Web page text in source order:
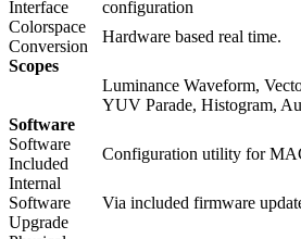
Interface
configuration
Colorspace
Conversion
Hardware based real time.
Scopes
Luminance Waveform,
YUV Parade, Histogram,
Software
Software
Included
Configuration utility for
Internal
Software
Upgrade
Via included firmware